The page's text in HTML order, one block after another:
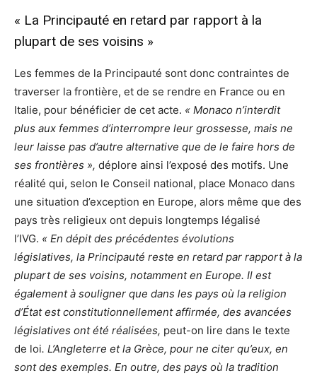
« La Principauté en retard par rapport à la
plupart de ses voisins »
Les femmes de la Principauté sont donc contraintes de
traverser la frontière, et de se rendre en France ou en
Italie, pour bénéficier de cet acte. « Monaco n’interdit
plus aux femmes d’interrompre leur grossesse, mais ne
leur laisse pas d’autre alternative que de le faire hors de
ses frontières », déplore ainsi l’exposé des motifs. Une
réalité qui, selon le Conseil national, place Monaco dans
une situation d’exception en Europe, alors même que des
pays très religieux ont depuis longtemps légalisé
l’IVG. « En dépit des précédentes évolutions
législatives, la Principauté reste en retard par rapport à la
plupart de ses voisins, notamment en Europe. Il est
également à souligner que dans les pays où la religion
d’État est constitutionnellement affirmée, des avancées
législatives ont été réalisées, peut-on lire dans le texte
de loi. L’Angleterre et la Grèce, pour ne citer qu’eux, en
sont des exemples. En outre, des pays où la tradition